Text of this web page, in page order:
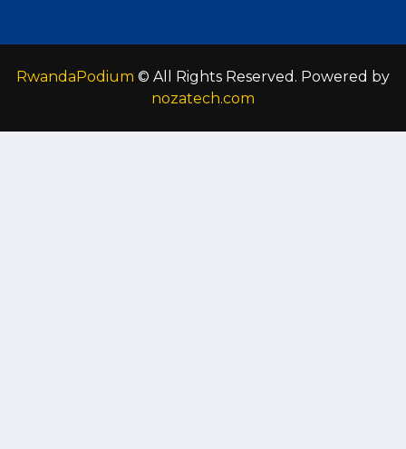
RwandaPodium © All Rights Reserved. Powered by
nozatech.com